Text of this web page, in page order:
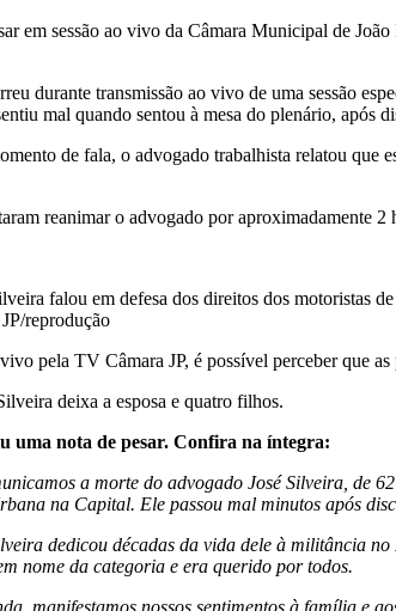
em sessão ao vivo da Câmara Municipal de
durante transmissão ao vivo de uma sessão
mal quando sentou à mesa do plenário, após
de fala, o advogado trabalhista relatou que
reanimar o advogado por aproximadamente
falou em defesa dos direitos dos motoristas
reprodução
pela TV Câmara JP, é possível perceber que
deixa a esposa e quatro filhos.
uma nota de pesar. Confira na íntegra:
a morte do advogado José Silveira, de
na Capital. Ele passou mal minutos após
dedicou décadas da vida dele à militância
nome da categoria e era querido por todos.
manifestamos nossos sentimentos à família e